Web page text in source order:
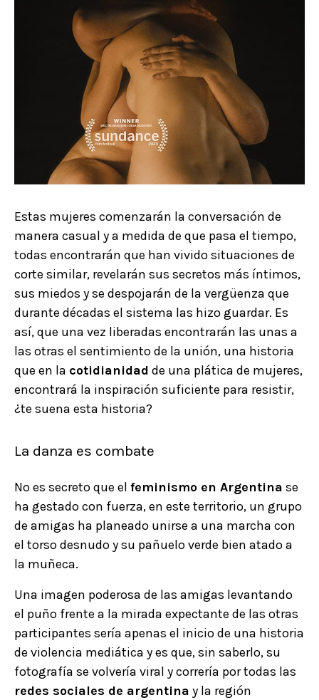
Estas mujeres comenzarán la conversación de
manera casual y a medida de que pasa el tiempo,
todas encontrarán que han vivido situaciones de
corte similar, revelarán sus secretos más íntimos,
sus miedos y se despojarán de la vergüenza que
durante décadas el sistema las hizo guardar. Es
así, que una vez liberadas encontrarán las unas a
las otras el sentimiento de la unión, una historia
que en la cotidianidad de una plática de mujeres,
encontrará la inspiración suficiente para resistir,
¿te suena esta historia?
La danza es combate
No es secreto que el feminismo en Argentina se
ha gestado con fuerza, en este territorio, un grupo
de amigas ha planeado unirse a una marcha con
el torso desnudo y su pañuelo verde bien atado a
la muñeca.
Una imagen poderosa de las amigas levantando
el puño frente a la mirada expectante de las otras
participantes sería apenas el inicio de una historia
de violencia mediática y es que, sin saberlo, su
fotografía se volvería viral y correría por todas las
redes sociales de argentina y la región